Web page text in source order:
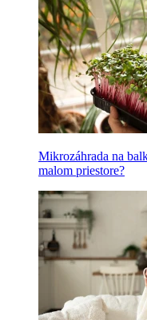
Mikrozáhrada na
malom priestore?